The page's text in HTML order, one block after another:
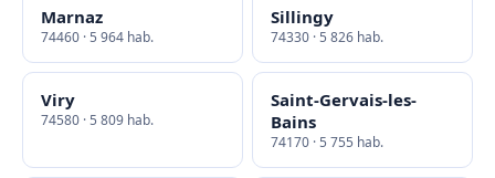
Marnaz
74460 · 5 964 hab.
Sillingy
74330 · 5 826 hab.
Viry
74580 · 5 809 hab.
Saint-Gervais-les-
Bains
74170 · 5 755 hab.